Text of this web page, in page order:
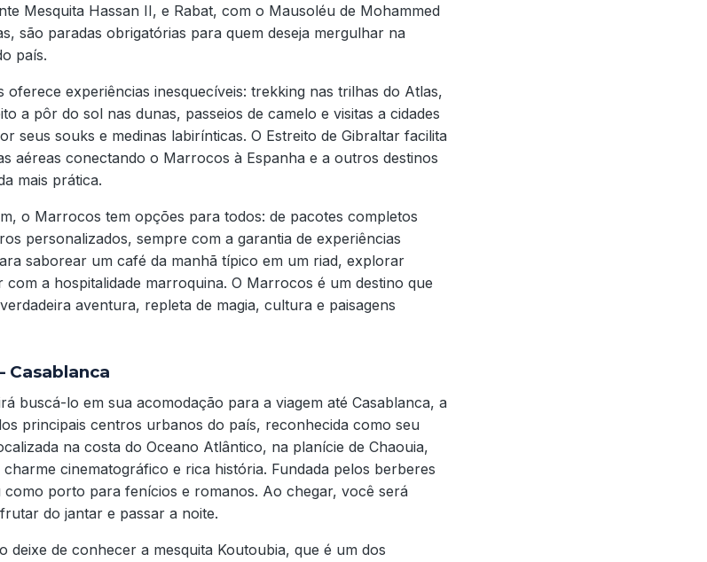
Mesquita Hassan II, e Rabat, com o Mausoléu de Mohammed
são paradas obrigatórias para quem deseja mergulhar na
país.
experiências inesquecíveis: trekking nas trilhas do Atlas,
a pôr do sol nas dunas, passeios de camelo e visitas a cidades
seus souks e medinas labirínticas. O Estreito de Gibraltar facilita
aéreas conectando o Marrocos à Espanha e a outros destinos
mais prática.
o Marrocos tem opções para todos: de pacotes completos
personalizados, sempre com a garantia de experiências
saborear um café da manhã típico em um riad, explorar
a hospitalidade marroquina. O Marrocos é um destino que
aventura, repleta de magia, cultura e paisagens
Casablanca
buscá-lo em sua acomodação para a viagem até Casablanca, a
principais centros urbanos do país, reconhecida como seu
na costa do Oceano Atlântico, na planície de Chaouia,
cinematográfico e rica história. Fundada pelos berberes
como porto para fenícios e romanos. Ao chegar, você será
do jantar e passar a noite.
deixe de conhecer a mesquita Koutoubia, que é um dos